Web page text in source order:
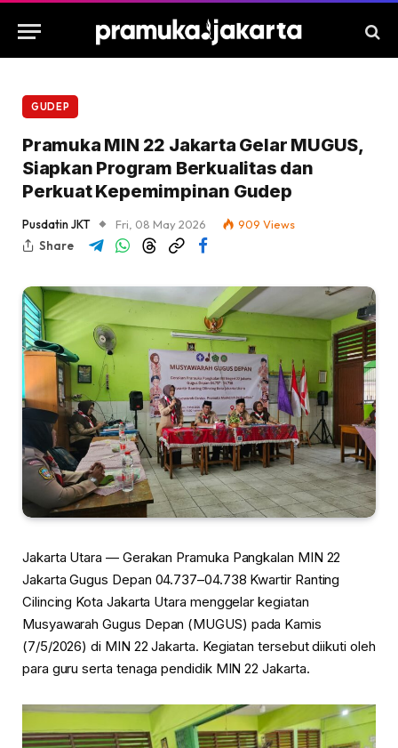
GUDEP
Pramuka MIN 22 Jakarta Gelar MUGUS,
Siapkan Program Berkualitas dan
Perkuat Kepemimpinan Gudep
Pusdatin JKT Fri, 08 May 2026 909 Views
Share
Jakarta Utara — Gerakan Pramuka Pangkalan MIN 22
Jakarta Gugus Depan 04.737–04.738 Kwartir Ranting
Cilincing Kota Jakarta Utara menggelar kegiatan
Musyawarah Gugus Depan (MUGUS) pada Kamis
(7/5/2026) di MIN 22 Jakarta. Kegiatan tersebut diikuti oleh
para guru serta tenaga pendidik MIN 22 Jakarta.